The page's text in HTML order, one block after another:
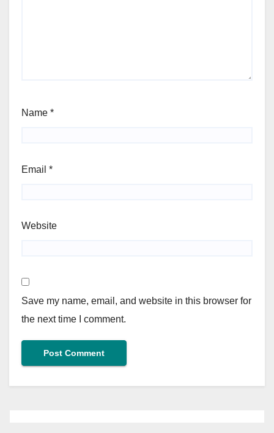
Name *
Email *
Website
Save my name, email, and website in this browser for
the next time I comment.